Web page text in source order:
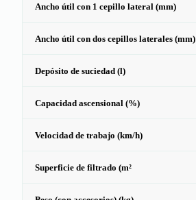
Ancho útil con 1 cepillo lateral (mm)
Ancho útil con dos cepillos laterales (mm)
Depósito de suciedad (l)
Capacidad ascensional (%)
Velocidad de trabajo (km/h)
Superficie de filtrado (m²